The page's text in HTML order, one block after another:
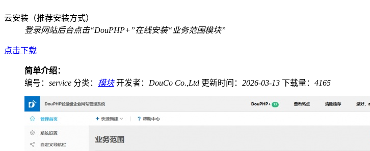
云安装（推荐安装方式）
登录网站后台点击“DouPHP+”在线安装“业务范围模块”
点击下载
简单介绍：
编号： service 分类： 模块开发者： DouCo Co.,Ltd 更新时间： 2026-03-13 下载量： 4165